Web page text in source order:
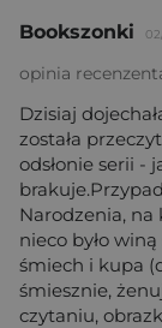
Bookszonki
opinia
Dzisiaj
została
odsłonie serii -
Narodzenia, na
nieco było
śmiech i kupa
śmiesznie,
czytaniu,